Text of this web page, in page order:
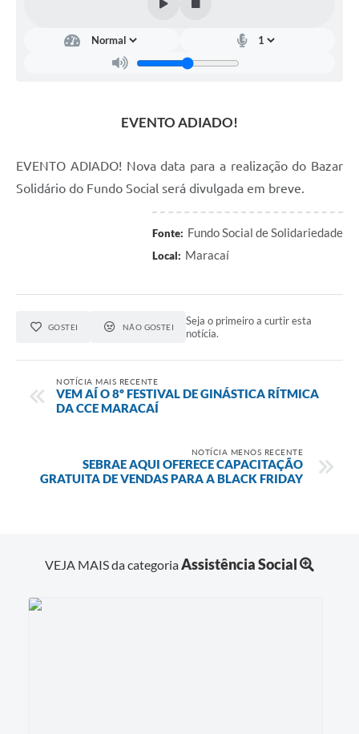
EVENTO ADIADO!
EVENTO ADIADO! Nova data para a realização do Bazar
Solidário do Fundo Social será divulgada em breve.
Fonte: Fundo Social de Solidariedade
Local: Maracaí
GOSTEI NÃO GOSTEI
Seja o primeiro a curtir esta
notícia.
NOTÍCIA MAIS RECENTE
VEM AÍ O 8º FESTIVAL DE GINÁSTICA RÍTMICA
DA CCE MARACAÍ
NOTÍCIA MENOS RECENTE
SEBRAE AQUI OFERECE CAPACITAÇÃO
GRATUITA DE VENDAS PARA A BLACK FRIDAY
VEJA MAIS da categoriaAssistência Social